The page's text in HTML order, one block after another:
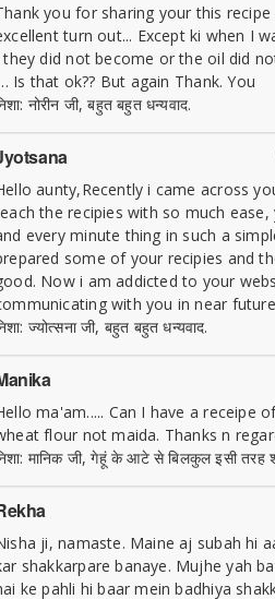
you for sharing your this
turn out... Except ki when I
they did not become or the oil did
Is that ok?? But again Thank. You
नोरीन जी, बहुत बहुत धन्यवाद.
aunty,Recently i came across
the recipies with so much
every minute thing in such a
some of your recipies and
Now i am addicted to your
with you in near
ज्योत्सना जी, बहुत बहुत धन्यवाद.
ma'am..... Can I have a receipe
flour not maida. Thanks n
मानिक जी, गेहूं के आटे से बिलकुल इसी तरह
ji, namaste. Maine aj subah hi
shakkarpare banaye. Mujhe yah
ke pahli hi baar mein badhiya